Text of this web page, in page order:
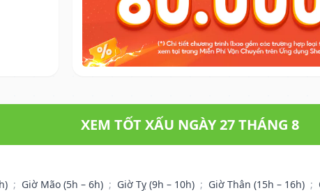
XEM TỐT XẤU NGÀY 27 THÁNG 8
; Giờ Mão (5h – 6h) ; Giờ Tỵ (9h – 10h) ; Giờ Thân (15h – 16h) ;